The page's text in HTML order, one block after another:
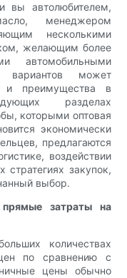
вы автолюбителем,
менеджером
несколькими
желающим более
автомобильными
вариантов может
и преимущества в
разделах
которыми оптовая
экономически
предлагаются
воздействии
закупок,
выбор.
затраты на
количествах
по сравнению с
цены обычно